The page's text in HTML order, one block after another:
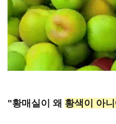
"황매실이 왜 황색이 아